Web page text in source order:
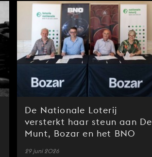
De Nationale Loterij
versterkt haar steun aan De
Munt, Bozar en het BNO
29 juni 2026